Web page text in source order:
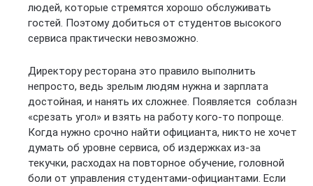
людей, которые стремятся хорошо обслуживать
гостей. Поэтому добиться от студентов высокого
сервиса практически невозможно.
Директору ресторана это правило выполнить
непросто, ведь зрелым людям нужна и зарплата
достойная, и нанять их сложнее. Появляется соблазн
«срезать угол» и взять на работу кого-то попроще.
Когда нужно срочно найти официанта, никто не хочет
думать об уровне сервиса, об издержках из-за
текучки, расходах на повторное обучение, головной
боли от управления студентами-официантами. Если